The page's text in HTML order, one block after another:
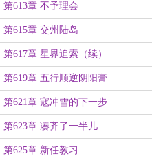
第613章 不予理会
第615章 交州陆岛
第617章 星界追索（续）
第619章 五行顺逆阴阳膏
第621章 寇冲雪的下一步
第623章 凑齐了一半儿
第625章 新任教习